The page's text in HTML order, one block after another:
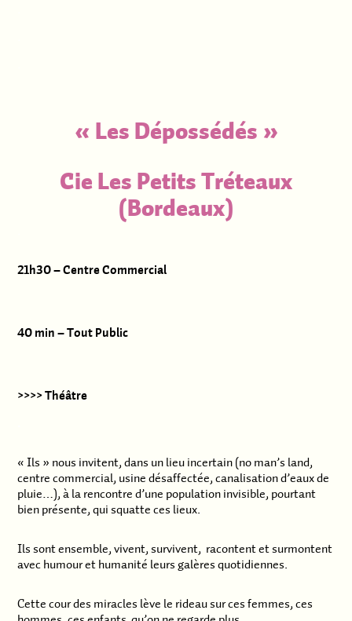
« Les Dépossédés »
Cie Les Petits Tréteaux
(Bordeaux)
21h30 – Centre Commercial
40 min – Tout Public
>>>> Théâtre
« Ils » nous invitent, dans un lieu incertain (no man’s land,
centre commercial, usine désaffectée, canalisation d’eaux de
pluie…), à la rencontre d’une population invisible, pourtant
bien présente, qui squatte ces lieux.
Ils sont ensemble, vivent, survivent, racontent et surmontent
avec humour et humanité leurs galères quotidiennes.
Cette cour des miracles lève le rideau sur ces femmes, ces